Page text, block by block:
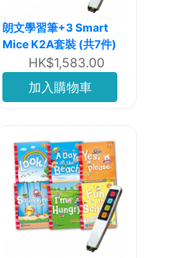
朗文學習筆+3 Smart
Mice K2A套裝 (共7件)
HK$1,583.00
加入購物車